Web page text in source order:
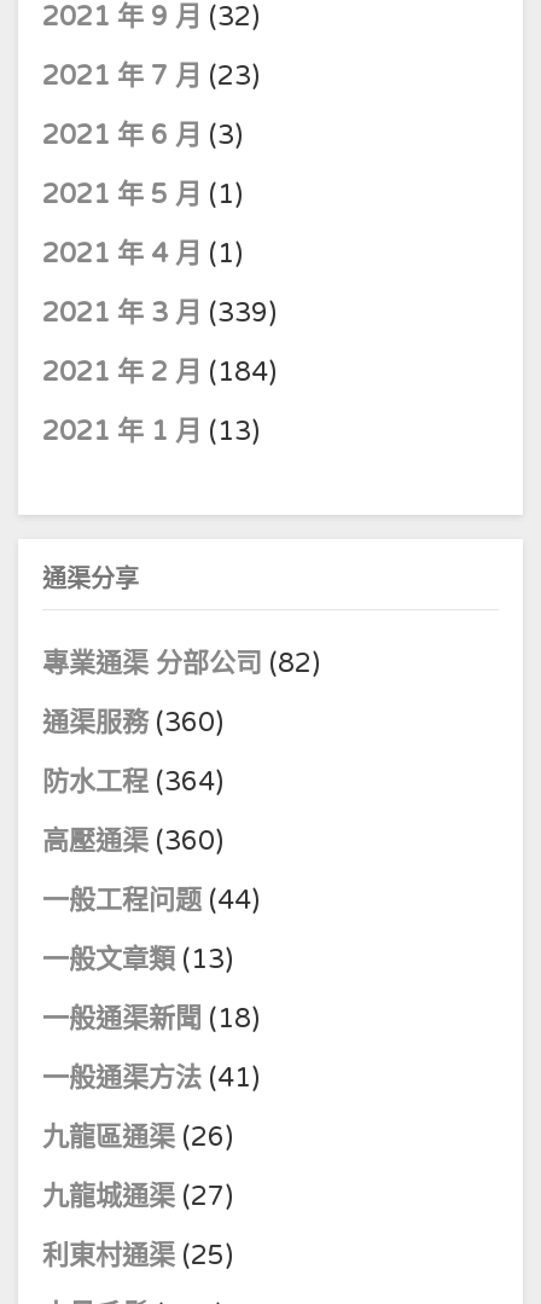
2021 年 9 月 (32)
2021 年 7 月 (23)
2021 年 6 月 (3)
2021 年 5 月 (1)
2021 年 4 月 (1)
2021 年 3 月 (339)
2021 年 2 月 (184)
2021 年 1 月 (13)
通渠分享
專業通渠 分部公司 (82)
通渠服務 (360)
防水工程 (364)
高壓通渠 (360)
一般工程问题 (44)
一般文章類 (13)
一般通渠新聞 (18)
一般通渠方法 (41)
九龍區通渠 (26)
九龍城通渠 (27)
利東村通渠 (25)